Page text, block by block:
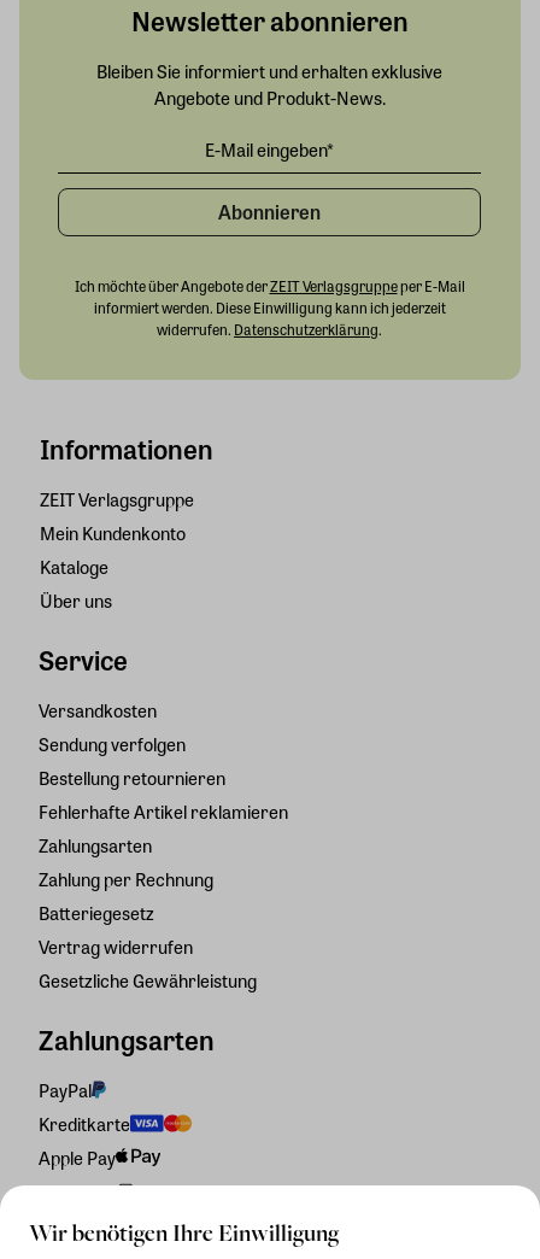
Wir benötigen Ihre Einwilligung
Informationen
ZEIT Verlagsgruppe
Mein Kundenkonto
Kataloge
Über uns
Service
Versandkosten
Sendung verfolgen
Bestellung retournieren
Fehlerhafte Artikel reklamieren
Zahlungsarten
Zahlung per Rechnung
Batteriegesetz
Vertrag widerrufen
Gesetzliche Gewährleistung
Zahlungsarten
PayPal
Kreditkarte
Apple Pay
Rechnung
Newsletter abonnieren
Bleiben Sie informiert und erhalten exklusive
Angebote und Produkt-News.
Abonnieren
Ich möchte über Angebote derZEIT Verlagsgruppeper E-Mail
informiert werden. Diese Einwilligung kann ich jederzeit
widerrufen. Datenschutzerklärung.